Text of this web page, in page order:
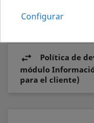
Política de
Información de
Política de
módulo
para el cliente)
Configurar